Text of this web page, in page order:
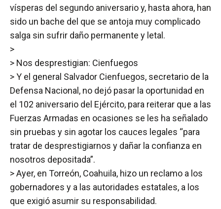
vísperas del segundo aniversario y, hasta ahora, han
sido un bache del que se antoja muy complicado
salga sin sufrir daño permanente y letal.
>
> Nos desprestigian: Cienfuegos
> Y el general Salvador Cienfuegos, secretario de la
Defensa Nacional, no dejó pasar la oportunidad en
el 102 aniversario del Ejército, para reiterar que a las
Fuerzas Armadas en ocasiones se les ha señalado
sin pruebas y sin agotar los cauces legales “para
tratar de desprestigiarnos y dañar la confianza en
nosotros depositada”.
> Ayer, en Torreón, Coahuila, hizo un reclamo a los
gobernadores y a las autoridades estatales, a los
que exigió asumir su responsabilidad.